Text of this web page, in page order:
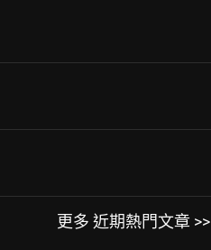
更多 近期熱門文章 >>